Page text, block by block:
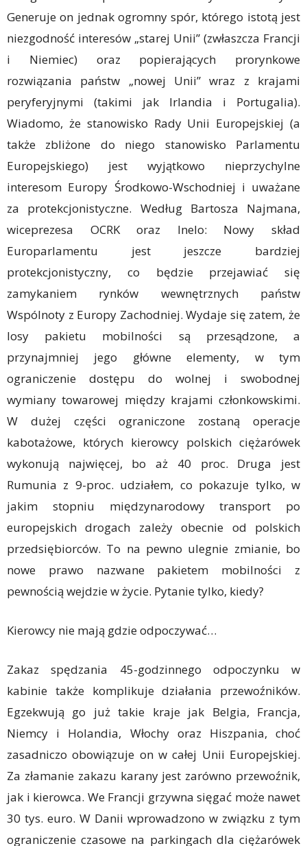
Generuje on jednak ogromny spór, którego istotą jest
niezgodność interesów „starej Unii” (zwłaszcza Francji
i Niemiec) oraz popierających prorynkowe
rozwiązania państw „nowej Unii” wraz z krajami
peryferyjnymi (takimi jak Irlandia i Portugalia).
Wiadomo, że stanowisko Rady Unii Europejskiej (a
także zbliżone do niego stanowisko Parlamentu
Europejskiego) jest wyjątkowo nieprzychylne
interesom Europy Środkowo-Wschodniej i uważane
za protekcjonistyczne. Według Bartosza Najmana,
wiceprezesa OCRK oraz Inelo: Nowy skład
Europarlamentu jest jeszcze bardziej
protekcjonistyczny, co będzie przejawiać się
zamykaniem rynków wewnętrznych państw
Wspólnoty z Europy Zachodniej. Wydaje się zatem, że
losy pakietu mobilności są przesądzone, a
przynajmniej jego główne elementy, w tym
ograniczenie dostępu do wolnej i swobodnej
wymiany towarowej między krajami członkowskimi.
W dużej części ograniczone zostaną operacje
kabotażowe, których kierowcy polskich ciężarówek
wykonują najwięcej, bo aż 40 proc. Druga jest
Rumunia z 9-proc. udziałem, co pokazuje tylko, w
jakim stopniu międzynarodowy transport po
europejskich drogach zależy obecnie od polskich
przedsiębiorców. To na pewno ulegnie zmianie, bo
nowe prawo nazwane pakietem mobilności z
pewnością wejdzie w życie. Pytanie tylko, kiedy?
Kierowcy nie mają gdzie odpoczywać…
Zakaz spędzania 45-godzinnego odpoczynku w
kabinie także komplikuje działania przewoźników.
Egzekwują go już takie kraje jak Belgia, Francja,
Niemcy i Holandia, Włochy oraz Hiszpania, choć
zasadniczo obowiązuje on w całej Unii Europejskiej.
Za złamanie zakazu karany jest zarówno przewoźnik,
jak i kierowca. We Francji grzywna sięgać może nawet
30 tys. euro. W Danii wprowadzono w związku z tym
ograniczenie czasowe na parkingach dla ciężarówek